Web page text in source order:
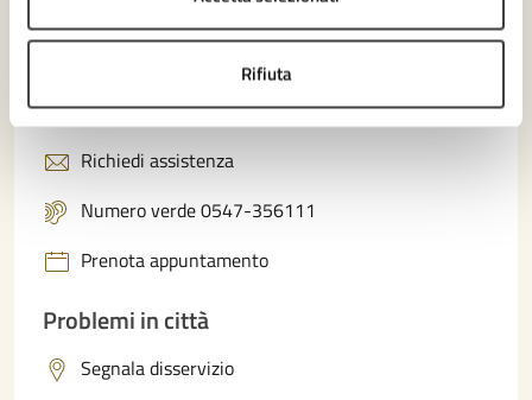
Rifiuta
Leggi le domande frequenti
Richiedi assistenza
Numero verde 0547-356111
Prenota appuntamento
Problemi in città
Segnala disservizio